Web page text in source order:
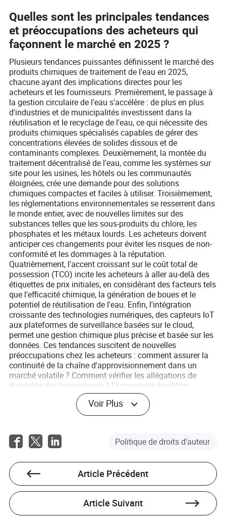
Quelles sont les principales tendances
et préoccupations des acheteurs qui
façonnent le marché en 2025 ?
Plusieurs tendances puissantes définissent le marché des
produits chimiques de traitement de l'eau en 2025,
chacune ayant des implications directes pour les
acheteurs et les fournisseurs. Premièrement, le passage à
la gestion circulaire de l'eau s'accélère : de plus en plus
d'industries et de municipalités investissent dans la
réutilisation et le recyclage de l'eau, ce qui nécessite des
produits chimiques spécialisés capables de gérer des
concentrations élevées de solides dissous et de
contaminants complexes. Deuxièmement, la montée du
traitement décentralisé de l'eau, comme les systèmes sur
site pour les usines, les hôtels ou les communautés
éloignées, crée une demande pour des solutions
chimiques compactes et faciles à utiliser. Troisièmement,
les réglementations environnementales se resserrent dans
le monde entier, avec de nouvelles limites sur des
substances telles que les sous-produits du chlore, les
phosphates et les métaux lourds. Les acheteurs doivent
anticiper ces changements pour éviter les risques de non-
conformité et les dommages à la réputation.
Quatrièmement, l'accent croissant sur le coût total de
possession (TCO) incite les acheteurs à aller au-delà des
étiquettes de prix initiales, en considérant des facteurs tels
que l'efficacité chimique, la génération de boues et le
potentiel de réutilisation de l'eau. Enfin, l'intégration
croissante des technologies numériques, des capteurs IoT
aux plateformes de surveillance basées sur le cloud,
permet une gestion chimique plus précise et basée sur les
données. Ces tendances suscitent de nouvelles
préoccupations chez les acheteurs : comment assurer la
continuité de la chaîne d'approvisionnement dans un
marché volatile ? Comment vérifier les allégations de
durabilité des fournisseurs ? Et comment équilibrer
l'innovation avec la fiabilité et la sécurité ? Répondre à ces
questions nécessite un dialogue continu entre acheteurs,
fournisseurs et régulateurs, ainsi qu'une volonté d'adopter
Voir Plus
Politique de droits d'auteur
Article Précédent
Article Suivant